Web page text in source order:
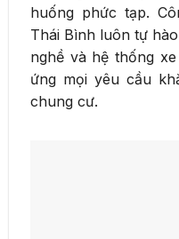
huống phức tạp.
Thái Bình luôn tự
nghề và hệ thống
ứng mọi yêu cầu
chung cư.